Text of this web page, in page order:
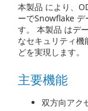
本製品 により、
ーでSnowflake デ
す。 本製品 はデ
なセキュリティ機
どを実現します。
主要機能
双方向アク